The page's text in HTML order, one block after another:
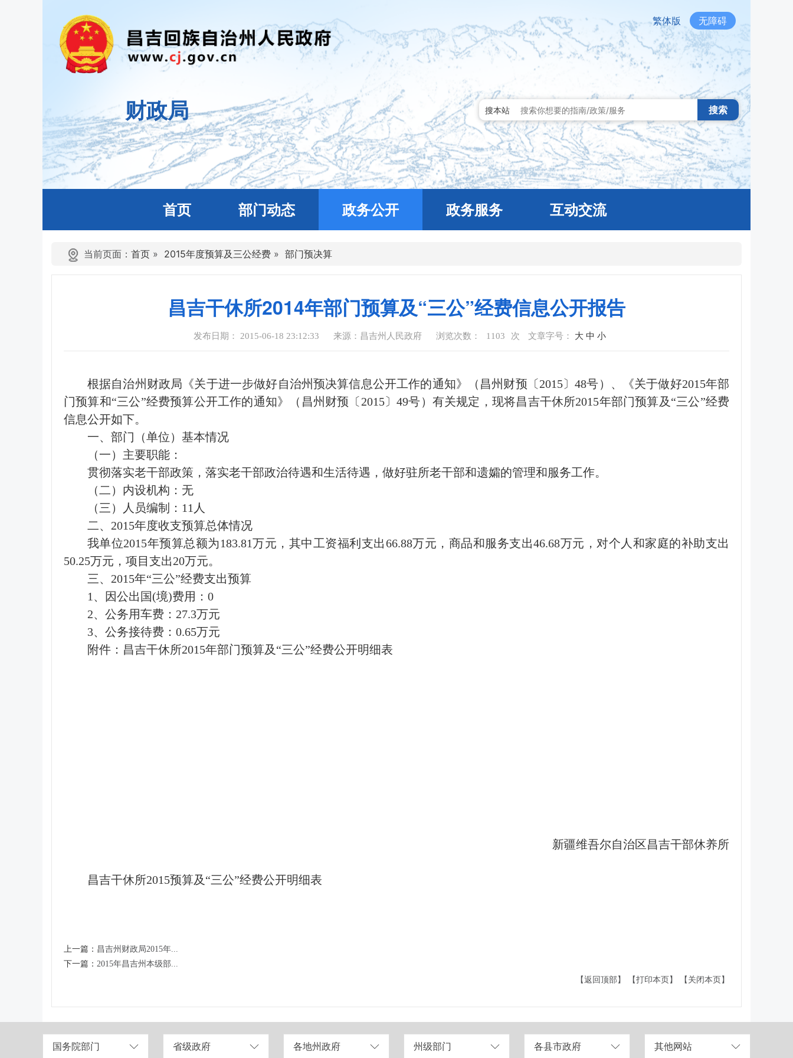
繁体版 无障碍
财政局 搜本站 搜索
首页 部门动态 政务公开 政务服务 互动交流
当前页面： 首页 » 2015年度预算及三公经费 » 部门预决算
昌吉干休所2014年部门预算及“三公”经费信息公开报告
发布日期： 2015-06-18 23:12:33 来源：昌吉州人民政府 浏览次数： 1103 次 文章字号： 大 中 小
根据自治州财政局《关于进一步做好自治州预决算信息公开工作的通知》（昌州财预〔2015〕48号）、《关于做好2015年部
门预算和“三公”经费预算公开工作的通知》（昌州财预〔2015〕49号）有关规定，现将昌吉干休所2015年部门预算及“三公”经费
信息公开如下。
一、部门（单位）基本情况
（一）主要职能：
贯彻落实老干部政策，落实老干部政治待遇和生活待遇，做好驻所老干部和遗孀的管理和服务工作。
（二）内设机构：无
（三）人员编制：11人
二、2015年度收支预算总体情况
我单位2015年预算总额为183.81万元，其中工资福利支出66.88万元，商品和服务支出46.68万元，对个人和家庭的补助支出
50.25万元，项目支出20万元。
三、2015年“三公”经费支出预算
1、因公出国(境)费用：0
2、公务用车费：27.3万元
3、公务接待费：0.65万元
附件：昌吉干休所2015年部门预算及“三公”经费公开明细表
新疆维吾尔自治区昌吉干部休养所
昌吉干休所2015预算及“三公”经费公开明细表
上一篇： 昌吉州财政局2015年...
下一篇： 2015年昌吉州本级部...
【返回顶部】
【打印本页】 【关闭本页】
国务院部门 省级政府 各地州政府 州级部门 各县市政府 其他网站